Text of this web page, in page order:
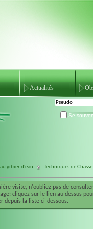
Actualités
Se
au gibier d'eau Techniques de Chasse
visite, n'oubliez pas de
cliquez sur le lien au dessus
depuis la liste ci-dessous.